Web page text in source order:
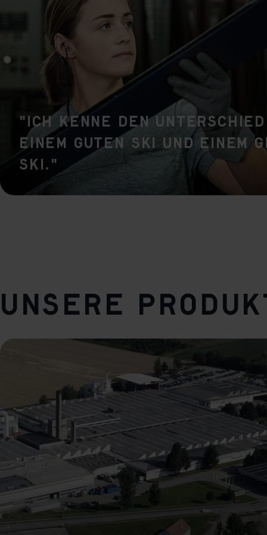
"Ich kenne den Unterschied
einem guten Ski und einem
Ski."
Unsere